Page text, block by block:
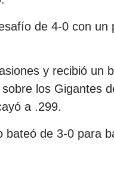
de 4-0 con un
y recibió un
los Gigantes
a .299.
bateó de 3-0 para